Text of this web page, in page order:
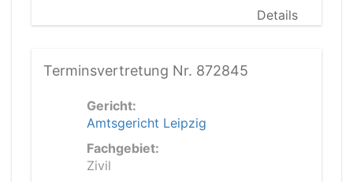
Details
Terminsvertretung Nr. 872845
Gericht:
Amtsgericht Leipzig
Fachgebiet:
Zivil